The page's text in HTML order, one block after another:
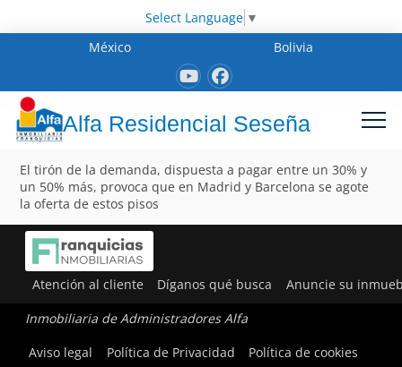
Select Language ▼
México
Bolivia
Alfa Residencial Seseña
El tirón de la demanda, dispuesta a pagar entre un 30% y
un 50% más, provoca que en Madrid y Barcelona se agote
la oferta de estos pisos
Atención al cliente Díganos qué busca Anuncie su
Inmobiliaria de Administradores Alfa
Aviso legal
Política de Privacidad Política de cookies